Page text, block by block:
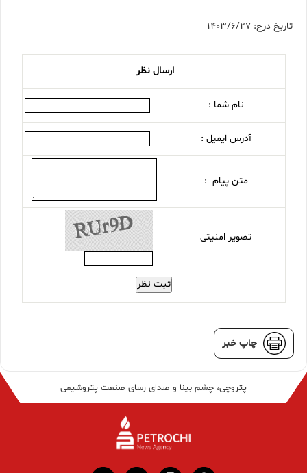
تاریخ درج: 1403/6/27
ارسال نظر
نام شما :
آدرس ایمیل :
متن پیام :
تصویر امنیتی
ثبت نظر
چاپ خبر
پتروچی، چشم بینا و صدای رسای صنعت پتروشیمی